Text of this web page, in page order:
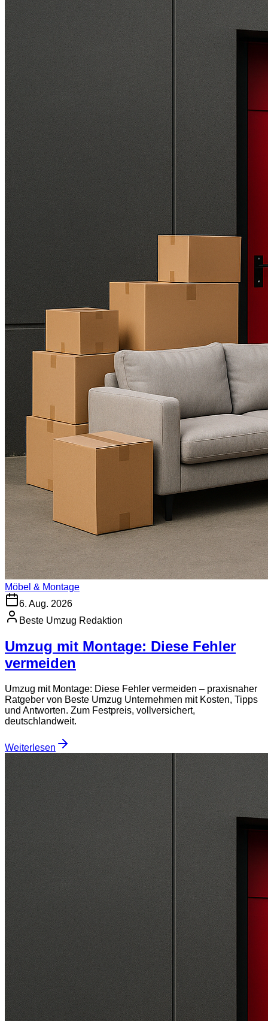
Möbel & Montage
6. Aug. 2026
Beste Umzug Redaktion
Umzug mit Montage: Diese Fehler
vermeiden
Umzug mit Montage: Diese Fehler vermeiden – praxisnaher
Ratgeber von Beste Umzug Unternehmen mit Kosten, Tipps
und Antworten. Zum Festpreis, vollversichert,
deutschlandweit.
Weiterlesen